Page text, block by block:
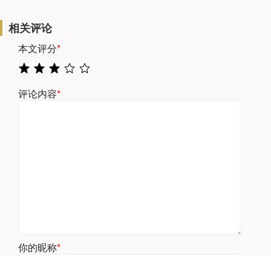
相关评论
本文评分*
评论内容*
你的昵称*